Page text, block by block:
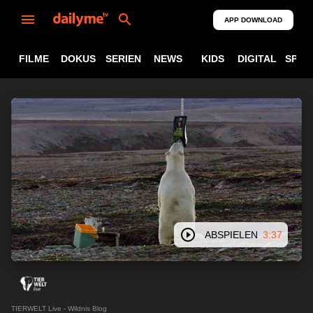
APP DOWNLOAD
FILME DOKUS SERIEN NEWS KIDS DIGITAL
ABSPIELEN 3:37
TIERWELT Live - Wildnis Blog